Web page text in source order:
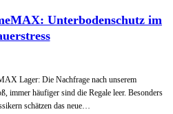
Unterbodenschutz im
Lager: Die Nachfrage nach unserem
immer häufiger sind die Regale leer. Besonders
schätzen das neue…